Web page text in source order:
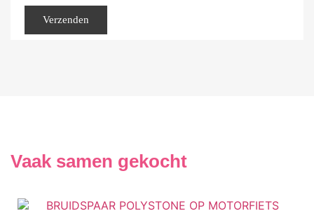
Vaak samen gekocht